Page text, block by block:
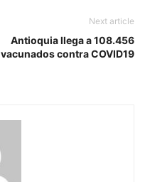
Next article
Antioquia llega a 108.456
vacunados contra COVID19